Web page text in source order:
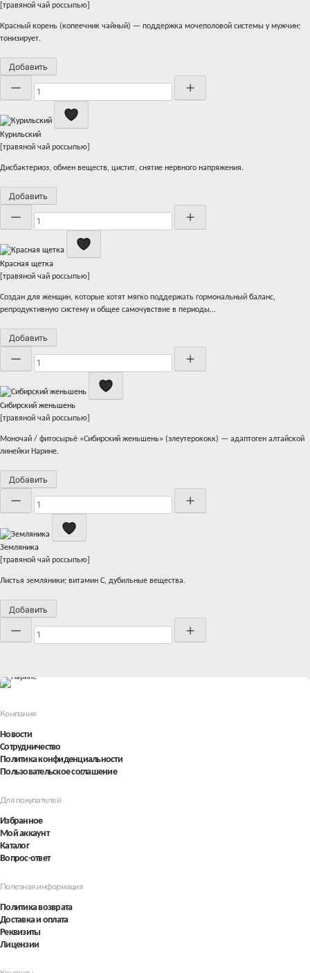
[травяной чай россыпью]
Красный корень (копеечник чайный) — поддержка мочеполовой системы у мужчин;
тонизирует.
Добавить
Курильский
[травяной чай россыпью]
Дисбактериоз, обмен веществ, цистит, снятие нервного напряжения.
Добавить
Красная щетка
[травяной чай россыпью]
Создан для женщин, которые хотят мягко поддержать гормональный баланс,
репродуктивную систему и общее самочувствие в периоды…
Добавить
Сибирский женьшень
[травяной чай россыпью]
Моночай / фитосырьё «Сибирский женьшень» (элеутерококк) — адаптоген алтайской
линейки Нарине.
Добавить
Земляника
[травяной чай россыпью]
Листья земляники; витамин C, дубильные вещества.
Добавить
Компания
Новости
Сотрудничество
Политика конфиденциальности
Пользовательское соглашение
Для покупателей
Избранное
Мой аккаунт
Каталог
Вопрос-ответ
Полезная информация
Политика возврата
Доставка и оплата
Реквизиты
Лицензии